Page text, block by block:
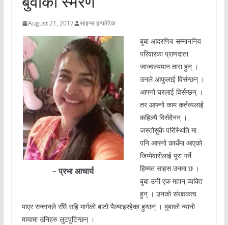
August 21, 2017 साइन्स इन्फोटेक
– प्रभा आचार्य
बुबा आदरणिय सम्माननिय
परिवारका प्राणदाता
जाज्वल्यमान तारा हुन् ।
उनले आफुलाई विर्सन्छन् ।
आफ्नो घरलाई विर्सन्छन् ।
तर आफ्नो काम कर्तव्यलाई
कहिल्यै विर्सदैनन् ।
जस्तोसुकै परिस्थिति मा
पनि आफ्नो काधँमा आएको
जिम्मेवारीलाई पूरा गर्ने
हिम्मत साहस उनमा छ ।
बुबा उनी एक महान् व्यक्ति
हुन् । उनको संरक्षकत्व
पाएर सन्तानले सँधै सहि मार्गको बाटो पैल्याइरहेका हुन्छन् । बुबाको न्यानो
मायामा उनिहरु लुटपुटिन्छन् ।